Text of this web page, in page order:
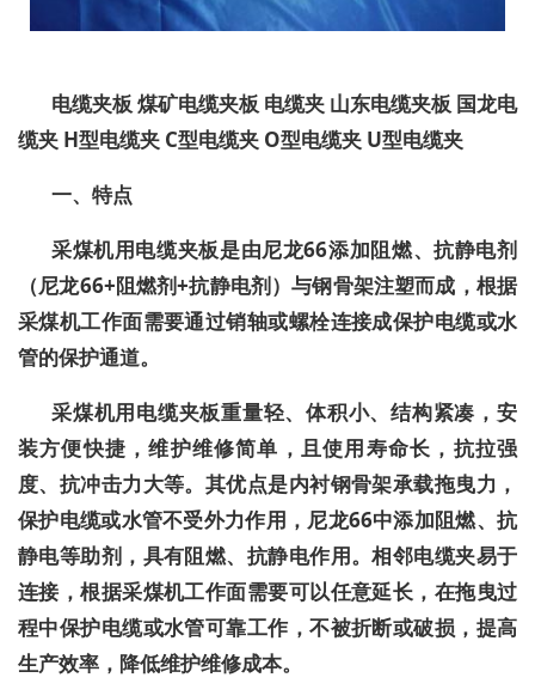
电缆夹板 煤矿电缆夹板 电缆夹 山东电缆夹板 国龙电
缆夹 H型电缆夹 C型电缆夹 O型电缆夹 U型电缆夹
一、特点
采煤机用电缆夹板是由尼龙66添加阻燃、抗静电剂
（尼龙66+阻燃剂+抗静电剂）与钢骨架注塑而成，根据
采煤机工作面需要通过销轴或螺栓连接成保护电缆或水
管的保护通道。
采煤机用电缆夹板重量轻、体积小、结构紧凑，安
装方便快捷，维护维修简单，且使用寿命长，抗拉强
度、抗冲击力大等。其优点是内衬钢骨架承载拖曳力，
保护电缆或水管不受外力作用，尼龙66中添加阻燃、抗
静电等助剂，具有阻燃、抗静电作用。相邻电缆夹易于
连接，根据采煤机工作面需要可以任意延长，在拖曳过
程中保护电缆或水管可靠工作，不被折断或破损，提高
生产效率，降低维护维修成本。